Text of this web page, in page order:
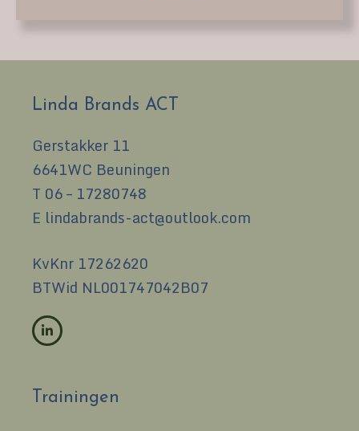
Linda Brands ACT
Gerstakker 11
6641WC Beuningen
T 06 – 17280748
E lindabrands-act@outlook.com
KvKnr 17262620
BTWid NL001747042B07
Trainingen